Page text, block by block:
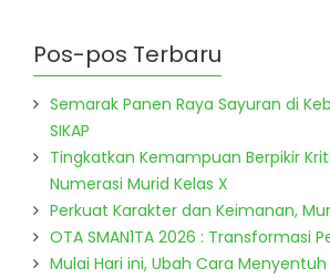
Pos-pos Terbaru
Semarak Panen Raya Sayuran di
SIKAP
Tingkatkan Kemampuan Berpikir
Numerasi Murid Kelas X
Perkuat Karakter dan Keimanan,
OTA SMAN1TA 2026 : Transformasi
Mulai Hari ini, Ubah Cara